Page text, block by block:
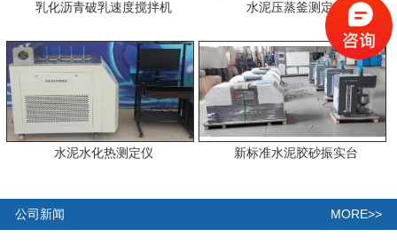
乳化沥青破乳速度搅拌机 水泥压蒸釜测定仪
水泥水化热测定仪 新标准水泥胶砂振实台
公司新闻 MORE>>